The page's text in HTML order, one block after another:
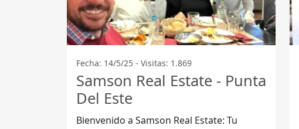
Fecha: 14/5/25 - Visitas: 1.869
Samson Real Estate - Punta
Del Este
Bienvenido a Samson Real Estate: Tu